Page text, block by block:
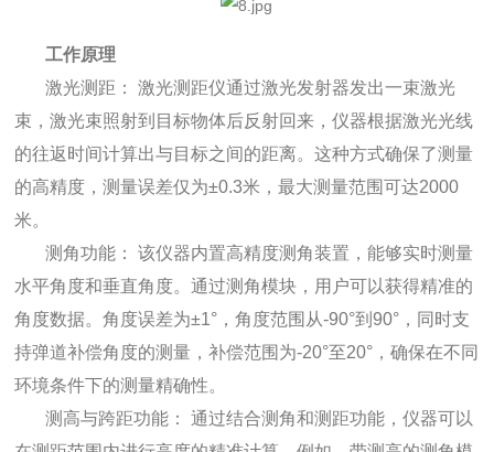
工作原理
激光测距： 激光测距仪通过激光发射器发出一束激光
束，激光束照射到目标物体后反射回来，仪器根据激光光线
的往返时间计算出与目标之间的距离。这种方式确保了测量
的高精度，测量误差仅为±0.3米，最大测量范围可达2000
米。
测角功能： 该仪器内置高精度测角装置，能够实时测量
水平角度和垂直角度。通过测角模块，用户可以获得精准的
角度数据。角度误差为±1°，角度范围从-90°到90°，同时支
持弹道补偿角度的测量，补偿范围为-20°至20°，确保在不同
环境条件下的测量精确性。
测高与跨距功能： 通过结合测角和测距功能，仪器可以